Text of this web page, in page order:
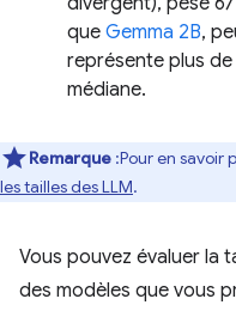
que Gemma 2B,
représente plus
médiane.
Remarque :Pour en savoir
les tailles des LLM.
Vous pouvez évaluer la
des modèles que vous